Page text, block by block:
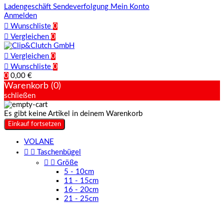
Ladengeschäft Sendeverfolgung Mein Konto
Anmelden
 Wunschliste 0
 Vergleichen 0
 Vergleichen 0
 Wunschliste 0
0 0,00 €
Warenkorb (0)
schließen
Es gibt keine Artikel in deinem Warenkorb
Einkauf fortsetzen
VOLANE
 
Taschenbügel
  Größe
5 - 10cm
11 - 15cm
16 - 20cm
21 - 25cm